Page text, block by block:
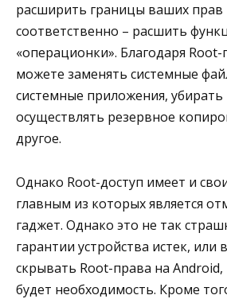
расширить границы ваших прав
соответственно – расшить
«операционки». Благодаря
можете заменять системные
системные приложения, убирать
осуществлять резервное
другое.
Однако Root-доступ имеет и
главным из которых является
гаджет. Однако это не так
гарантии устройства истек, или
скрывать Root-права на Android,
будет необходимость. Кроме